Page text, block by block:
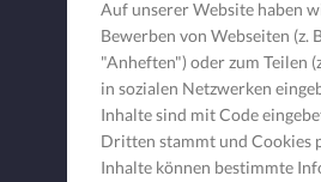
Auf unserer Website haben
Bewerben von Webseiten (z.
"Anheften") oder zum Teilen
in sozialen Netzwerken
Inhalte sind mit Code
Dritten stammt und Cookies
Inhalte können bestimmte